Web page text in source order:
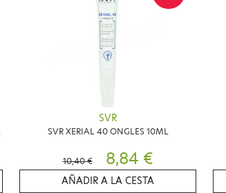
SVR
SVR XERIAL 40 ONGLES 10ML
10,40 € 8,84 €
AÑADIR A LA CESTA